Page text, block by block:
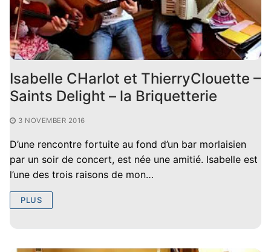
Isabelle CHarlot et ThierryClouette –
Saints Delight – la Briquetterie
3 NOVEMBER 2016
D’une rencontre fortuite au fond d’un bar morlaisien
par un soir de concert, est née une amitié. Isabelle est
l’une des trois raisons de mon…
PLUS